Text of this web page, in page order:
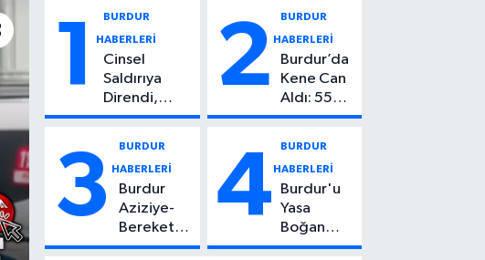
1 BURDUR
HABERLERİ
Cinsel
Saldırıya
Direndi,
Başından
Çocuktan
Kötü Haber!
2 BURDUR
HABERLERİ
Burdur’da
Kene Can
Aldı: 55
Yaşındaki
Kaybetti
3 BURDUR
HABERLERİ
Burdur
Aziziye-
Bereket
Köyü
4 BURDUR
HABERLERİ
Burdur'u
Yasa
Boğan
Ölüm: